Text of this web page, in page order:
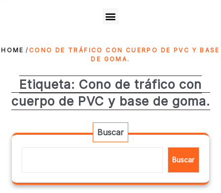
HOME / CONO DE TRÁFICO CON CUERPO DE PVC Y BASE
DE GOMA.
Etiqueta: Cono de tráfico con
cuerpo de PVC y base de goma.
Buscar
Buscar